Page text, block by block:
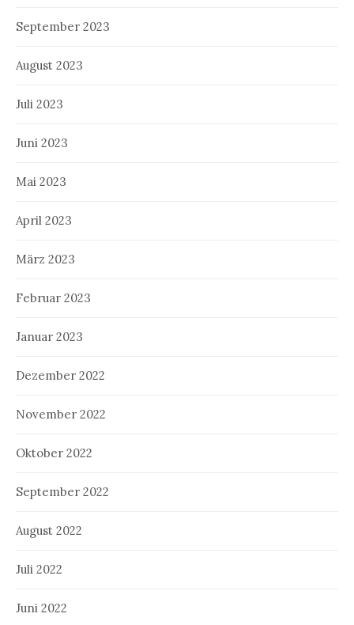
September 2023
August 2023
Juli 2023
Juni 2023
Mai 2023
April 2023
März 2023
Februar 2023
Januar 2023
Dezember 2022
November 2022
Oktober 2022
September 2022
August 2022
Juli 2022
Juni 2022